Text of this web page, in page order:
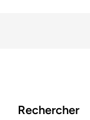
Rechercher